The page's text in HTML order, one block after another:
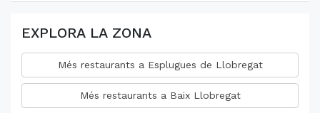
EXPLORA LA ZONA
Més restaurants a Esplugues de Llobregat
Més restaurants a Baix Llobregat